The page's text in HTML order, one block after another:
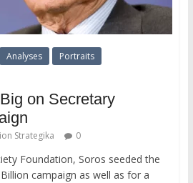
Analyses
Portraits
on Secretary
Strategika 0
Foundation, Soros seeded the
campaign as well as for a